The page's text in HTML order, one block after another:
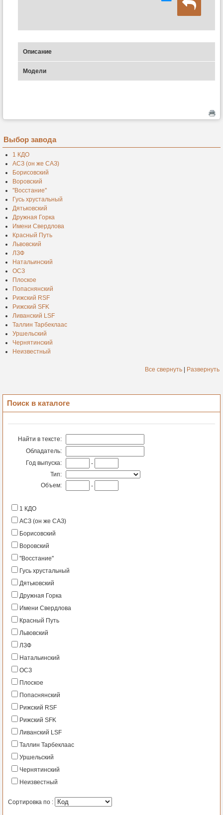
Описание
Модели
Выбор завода
1 КДО
АСЗ (он же САЗ)
Борисовский
Воровский
''Восстание''
Гусь хрустальный
Дятьковский
Дружная Горка
Имени Свердлова
Красный Путь
Львовский
ЛЗФ
Натальинский
ОСЗ
Плоское
Попаснянский
Рижский RSF
Рижский SFK
Ливанский LSF
Таллин Тарбеклаас
Уршельский
Чернятинский
Неизвестный
Все свернуть Развернуть
Поиск в каталоге
Найти в тексте:
Обладатель:
Год выпуска:
-
Тип:
Объем:
-
1 КДО
АСЗ (он же САЗ)
Борисовский
Воровский
''Восстание''
Гусь хрустальный
Дятьковский
Дружная Горка
Имени Свердлова
Красный Путь
Львовский
ЛЗФ
Натальинский
ОСЗ
Плоское
Попаснянский
Рижский RSF
Рижский SFK
Ливанский LSF
Таллин Тарбеклаас
Уршельский
Чернятинский
Неизвестный
Сортировка по :